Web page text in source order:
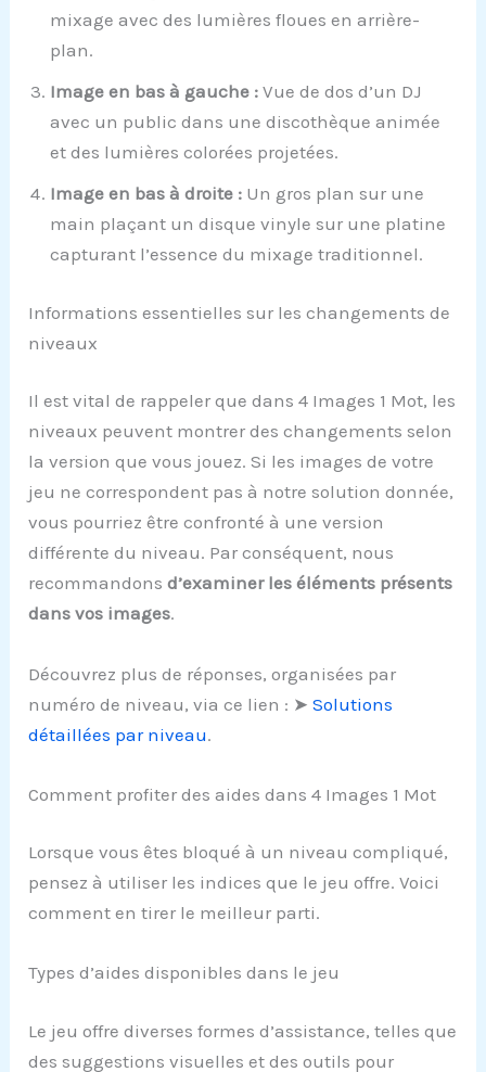
mixage avec des lumières floues en arrière-
plan.
Image en bas à gauche : Vue de dos d’un DJ
avec un public dans une discothèque animée
et des lumières colorées projetées.
Image en bas à droite : Un gros plan sur une
main plaçant un disque vinyle sur une platine
capturant l’essence du mixage traditionnel.
Informations essentielles sur les changements de
niveaux
Il est vital de rappeler que dans 4 Images 1 Mot, les
niveaux peuvent montrer des changements selon
la version que vous jouez. Si les images de votre
jeu ne correspondent pas à notre solution donnée,
vous pourriez être confronté à une version
différente du niveau. Par conséquent, nous
recommandonsd’examiner les éléments présents
dans vos images.
Découvrez plus de réponses, organisées par
numéro de niveau, via ce lien : ➤Solutions
détaillées par niveau.
Comment profiter des aides dans 4 Images 1 Mot
Lorsque vous êtes bloqué à un niveau compliqué,
pensez à utiliser les indices que le jeu offre. Voici
comment en tirer le meilleur parti.
Types d’aides disponibles dans le jeu
Le jeu offre diverses formes d’assistance, telles que
des suggestions visuelles et des outils pour